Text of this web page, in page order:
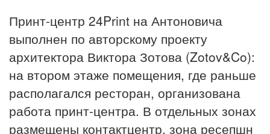
Принт-центр 24Print на Антоновича
выполнен по авторскому проекту
архитектора Виктора Зотова (Zotov&Co):
на втором этаже помещения, где раньше
располагался ресторан, организована
работа принт-центра. В отдельных зонах
размещены контактцентр, зона ресепшн